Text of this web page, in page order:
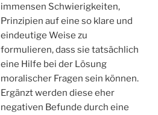
immensen Schwierigkeiten,
Prinzipien auf eine so klare und
eindeutige Weise zu
formulieren, dass sie tatsächlich
eine Hilfe bei der Lösung
moralischer Fragen sein können.
Ergänzt werden diese eher
negativen Befunde durch eine